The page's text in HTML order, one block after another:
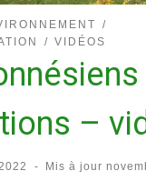
VIDÉOS
–
- Mis à jour